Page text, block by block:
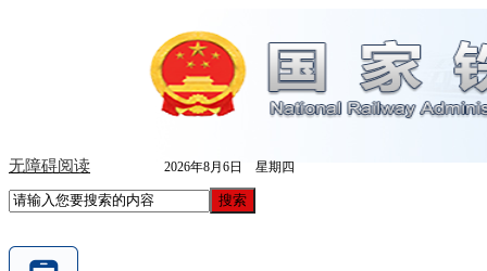
无障碍阅读 2026年8月6日 星期四